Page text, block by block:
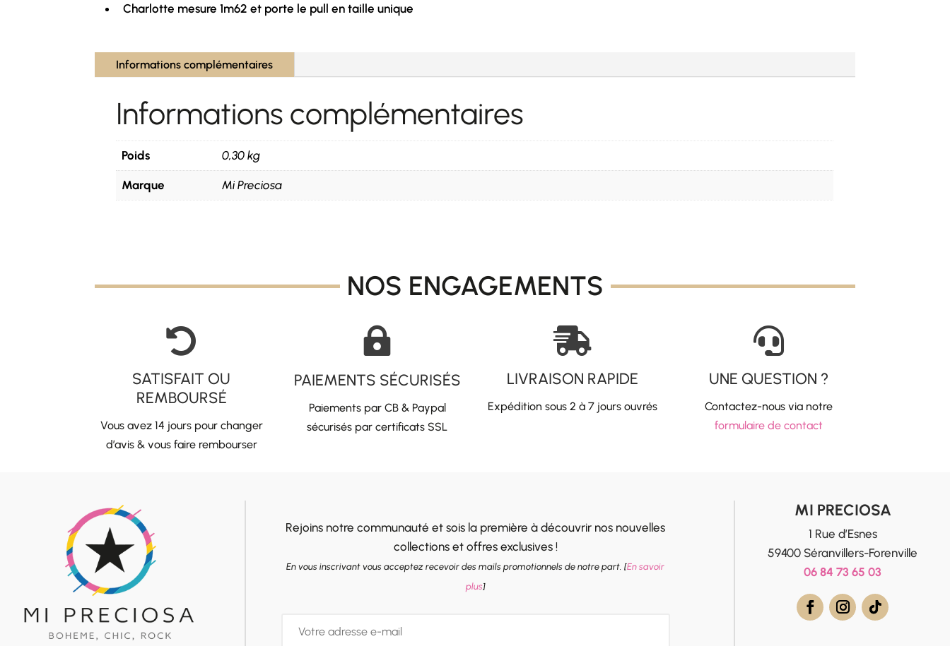
Charlotte mesure 1m62 et porte le pull en taille unique
Informations complémentaires
Informations complémentaires
Poids 0,30 kg
Marque Mi Preciosa
NOS ENGAGEMENTS

SATISFAIT OU
REMBOURSÉ
Vous avez 14 jours pour changer
d’avis & vous faire rembourser

PAIEMENTS SÉCURISÉS
Paiements par CB & Paypal
sécurisés par certificats SSL

LIVRAISON RAPIDE
Expédition sous 2 à 7 jours ouvrés

UNE QUESTION ?
Contactez-nous via notre
formulaire de contact
Rejoins notre communauté et sois la première à découvrir nos nouvelles
collections et offres exclusives !
En vous inscrivant vous acceptez recevoir des mails promotionnels de notre part. [En savoir
plus]
MI PRECIOSA
1 Rue d’Esnes
59400 Séranvillers-Forenville
06 84 73 65 03